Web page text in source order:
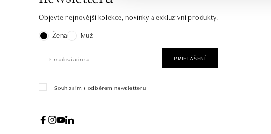
Objevte nejnovější kolekce, novinky a exkluzivní produkty.
Žena
Muž
PŘIHLÁŠENÍ
Souhlasím s odběrem newsletteru